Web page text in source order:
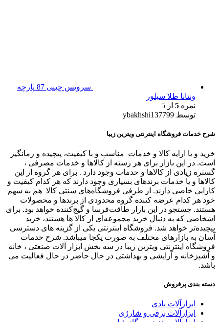
سرویس چینی 87 پارچه
ونتانا طلا سیلور
نمره 5 از 5
توسط ybakhshi137799
شرح خدمات فروشگاه اینترنتی ویترین زیبا
خرید و یا ارایه کالا و خدمات مناسب و با کیفیت، پیچیده و زمانگیر
است. در این بازار برای هر رسته از کالاها و خدمات مصرفی ،
گستره زیادی از کالاها و خدمات وجود دارد . برای هر گروه از این
کالاها و یا خدمات برندهای بسیاری وجود دارند که هر کدام کیفیت و
کارایی خاصی دارند. از طرفی فروشگاه‌های سنتی کالا هم به سهم
خود هر کدام عرضه کننده گروه محدودی از برندها و محصولات
هستند. جستجو در این بازار طاقت‌فرسا و گیج‌کننده خواهد بود. برای
اشخاصی که به دنبال خرید مجموعه‌ای از کالا ها هستند، خرید
پیچیده‌تر خواهد شد. فروشگاه اینترنتی یکی از گزینه های دسترسی
آسان به بازارهای مختلف به صورت یکجا میباشد. شرح خدمات
فروشگاه اینترنتی ویترین زیبا در سه بخش ابزار آلات صنعتی ، خانه
و آشپزخانه و آرایشی و بهداشتی در حال حاضر در حال فعالیت می
باشد.
دسته بندی پرفروش
ابزارآلات بادی
ابزارآلات برقی و شارژی